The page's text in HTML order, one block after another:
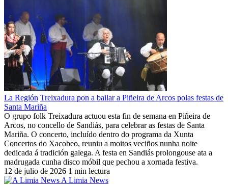
La Región Treixadura pon a bailar a Piñeira de Arcos polas festas de
Santa Mariña
O grupo folk Treixadura actuou esta fin de semana en Piñeira de
Arcos, no concello de Sandiás, para celebrar as festas de Santa
Mariña. O concerto, incluído dentro do programa da Xunta
Concertos do Xacobeo, reuniu a moitos veciños nunha noite
dedicada á tradición galega. A festa en Sandiás prolongouse ata a
madrugada cunha disco móbil que pechou a xornada festiva.
12 de julio de 2026 1 min lectura
A Limia News